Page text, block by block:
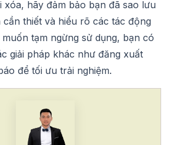
hãy đảm bảo bạn đã sao lưu
thiết và hiểu rõ các tác động
tạm ngừng sử dụng, bạn có
giải pháp khác như đăng xuất
để tối ưu trải nghiệm.